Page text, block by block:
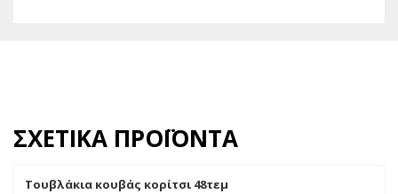
ΣΧΕΤΙΚΆ ΠΡΟΪΌΝΤΑ
Τουβλάκια κουβάς κορίτσι 48τεμ